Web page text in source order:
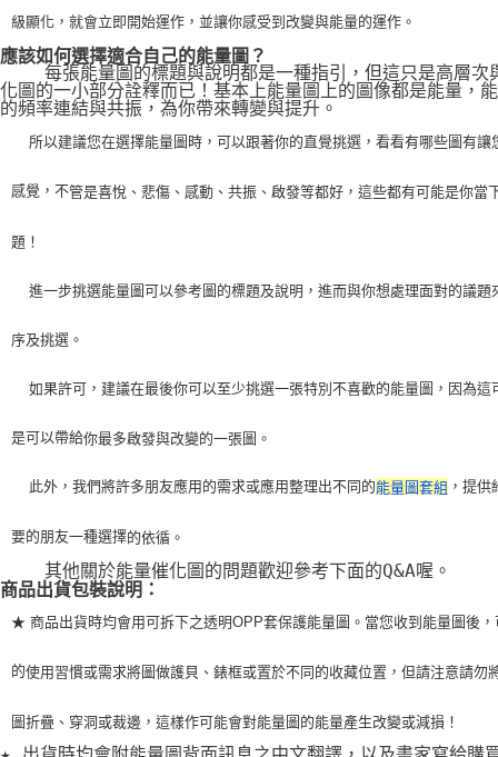
級顯化，就會立即開始運作，並讓你感受到改變與能量的運作。
應該如何選擇適合自己的能量圖？
每張能量圖的標題與說明都是一種指引，但這只是高層次
化圖的一小部分詮釋而已！基本上能量圖上的圖像都是能量，
的頻率連結與共振，為你帶來轉變與提升。
所以建議您在選擇能量圖時，可以跟著你的直覺挑選，看看有哪些圖有讓
感覺，不管是喜悅、悲傷、感動、共振、啟發等都好，這些都有可能是你當
題！
進一步挑選能量圖可以參考圖的標題及說明，進而與你想處理面對的議題
序及挑選。
如果許可，建議在最後你可以至少挑選一張特別不喜歡的能量圖，因為這
是可以帶給你最多啟發與改變的一張圖。
    此外，我們將許多朋友應用的需求或應用整理出不同的
能量圖套組 ，提供
要的朋友一種選擇的依循。
    其他關於能量催化圖的問題歡迎參考下面的Q&A喔。
商品出貨包裝說明：
★ 商品出貨時均會用可拆下之透明OPP套保護能量圖。當您收到能量圖後，
的使用習慣或需求將圖做護貝、錶框或置於不同的收藏位置，但請注意請勿
圖折疊、穿洞或裁邊，這樣作可能會對能量圖的能量產生改變或減損！